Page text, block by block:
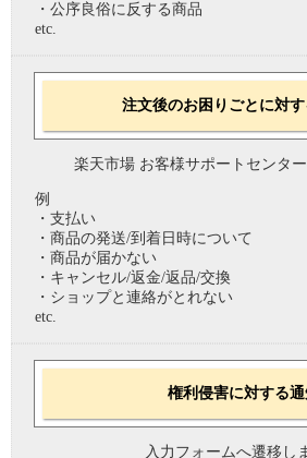
・公序良俗に反する商品
etc.
注文後のお困りごとに対
楽天市場 お客様サポートセンター
例
・支払い
・商品の発送/到着日時について
・商品が届かない
・キャンセル/返金/返品/交換
・ショップと連絡がとれない
etc.
権利侵害に対する通
入力フォームへ遷移し